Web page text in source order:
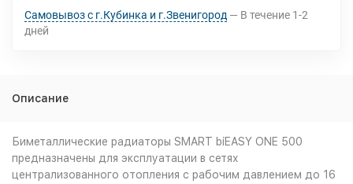
Самовывоз с г.Кубинка и г.Звенигород В течение 1-2
дней
Описание
Биметаллические радиаторы SMART biEASY ONE 500
предназначены для эксплуатации в сетях
централизованного отопления с рабочим давлением до 16